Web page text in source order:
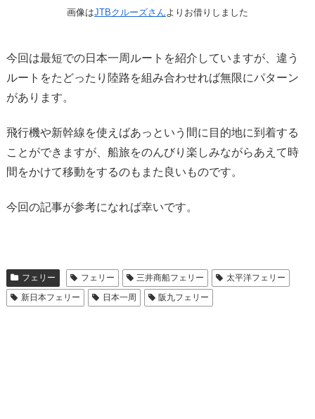
画像はJTBクルーズさん よりお借りしました
今回は最短での日本一周ルートを紹介していますが、違う
ルートをたどったり陸路を組み合わせれば無限にパターン
があります。
飛行機や新幹線を使えばあっという間に目的地に到着する
ことができますが、船旅をのんびり楽しみながらあえて時
間をかけて移動をするのもまた良いものです。
今回の記事が参考になれば幸いです。
フェリー フェリー 三井商船フェリー
太平洋フェリー
新日本フェリー
日本一周 阪九フェリー